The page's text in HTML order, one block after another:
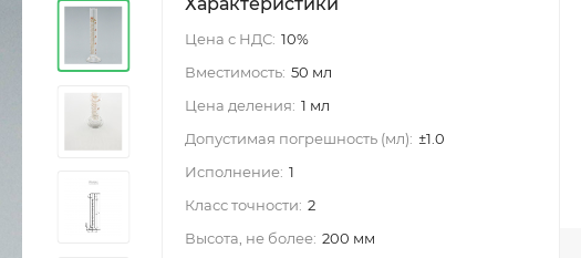
Цена с НДС: 10%
Вместимость: 50 мл
Цена деления: 1 мл
Допустимая погрешность (мл): ±1.0
Исполнение: 1
Класс точности: 2
Высота, не более: 200 мм